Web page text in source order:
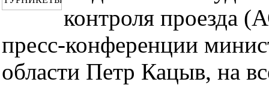
контроля проезда
пресс-конференции
области Петр Кацыв, на